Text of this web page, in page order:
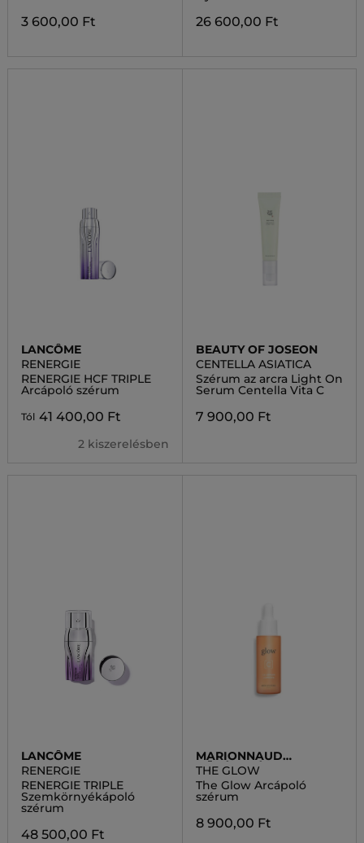
3 600,00 Ft 26 600,00 Ft
LANCÔME
RENERGIE
RENERGIE HCF TRIPLE
Arcápoló szérum
Tól 41 400,00 Ft
2 kiszerelésben
BEAUTY OF JOSEON
CENTELLA ASIATICA
Szérum az arcra Light On
Serum Centella Vita C
7 900,00 Ft
LANCÔME
RENERGIE
RENERGIE TRIPLE
Szemkörnyékápoló
szérum
48 500,00 Ft
MARIONNAUD
BŐRÁPOLÁS
THE GLOW
The Glow Arcápoló
szérum
8 900,00 Ft